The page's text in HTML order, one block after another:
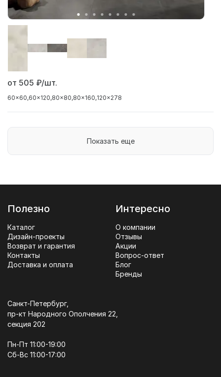
от 505 ₽/шт.
60x60 60x120 80x80 80x160 120x278
Показать еще
Полезно
Каталог
Дизайн-проекты
Возврат и гарантия
Контакты
Доставка и оплата
Интересно
О компании
Отзывы
Акции
Вопрос-ответ
Блог
Бренды
Санкт-Петербург,
пр-кт Народного Ополчения 22,
секция 202
Пн-Пт 11:00-19:00
Сб-Вс 11:00-17:00